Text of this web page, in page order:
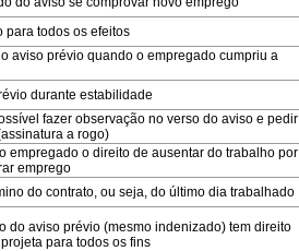
para todos os efeitos
aviso prévio quando o empregado cumpriu a
durante estabilidade
fazer observação no verso do aviso e pedir
a rogo)
empregado o direito de ausentar do trabalho por
emprego
do contrato, ou seja, do último dia trabalhado
do aviso prévio (mesmo indenizado) tem direito
para todos os fins